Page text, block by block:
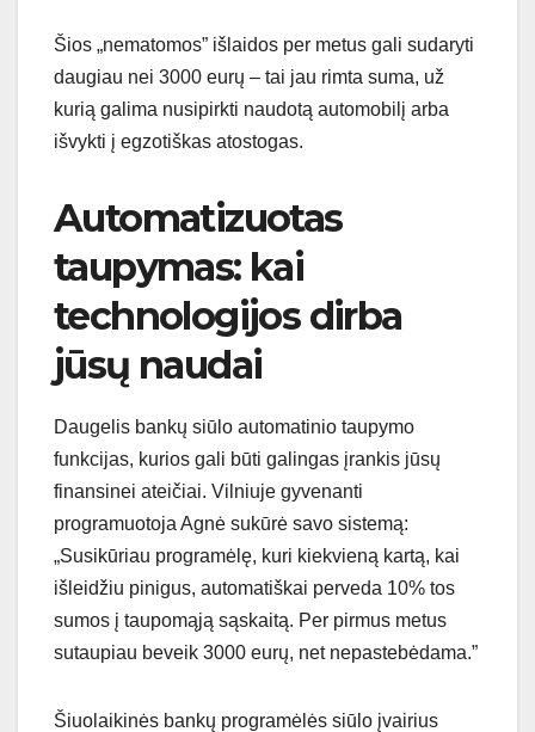
Šios „nematomos” išlaidos per metus gali sudaryti
daugiau nei 3000 eurų – tai jau rimta suma, už
kurią galima nusipirkti naudotą automobilį arba
išvykti į egzotiškas atostogas.
Automatizuotas
taupymas: kai
technologijos dirba
jūsų naudai
Daugelis bankų siūlo automatinio taupymo
funkcijas, kurios gali būti galingas įrankis jūsų
finansinei ateičiai. Vilniuje gyvenanti
programuotoja Agnė sukūrė savo sistemą:
„Susikūriau programėlę, kuri kiekvieną kartą, kai
išleidžiu pinigus, automatiškai perveda 10% tos
sumos į taupomąją sąskaitą. Per pirmus metus
sutaupiau beveik 3000 eurų, net nepastebėdama.”
Šiuolaikinės bankų programėlės siūlo įvairius